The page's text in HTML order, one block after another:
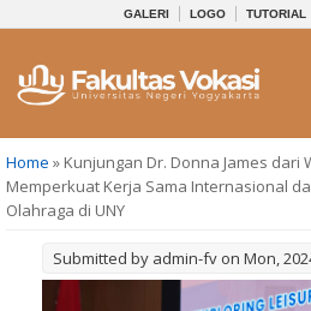
GALERI LOGO TUTORIAL
You are here
Home » Kunjungan Dr. Donna James
Memperkuat Kerja Sama Internasional
Olahraga di UNY
Submitted by admin-fv on Mon,